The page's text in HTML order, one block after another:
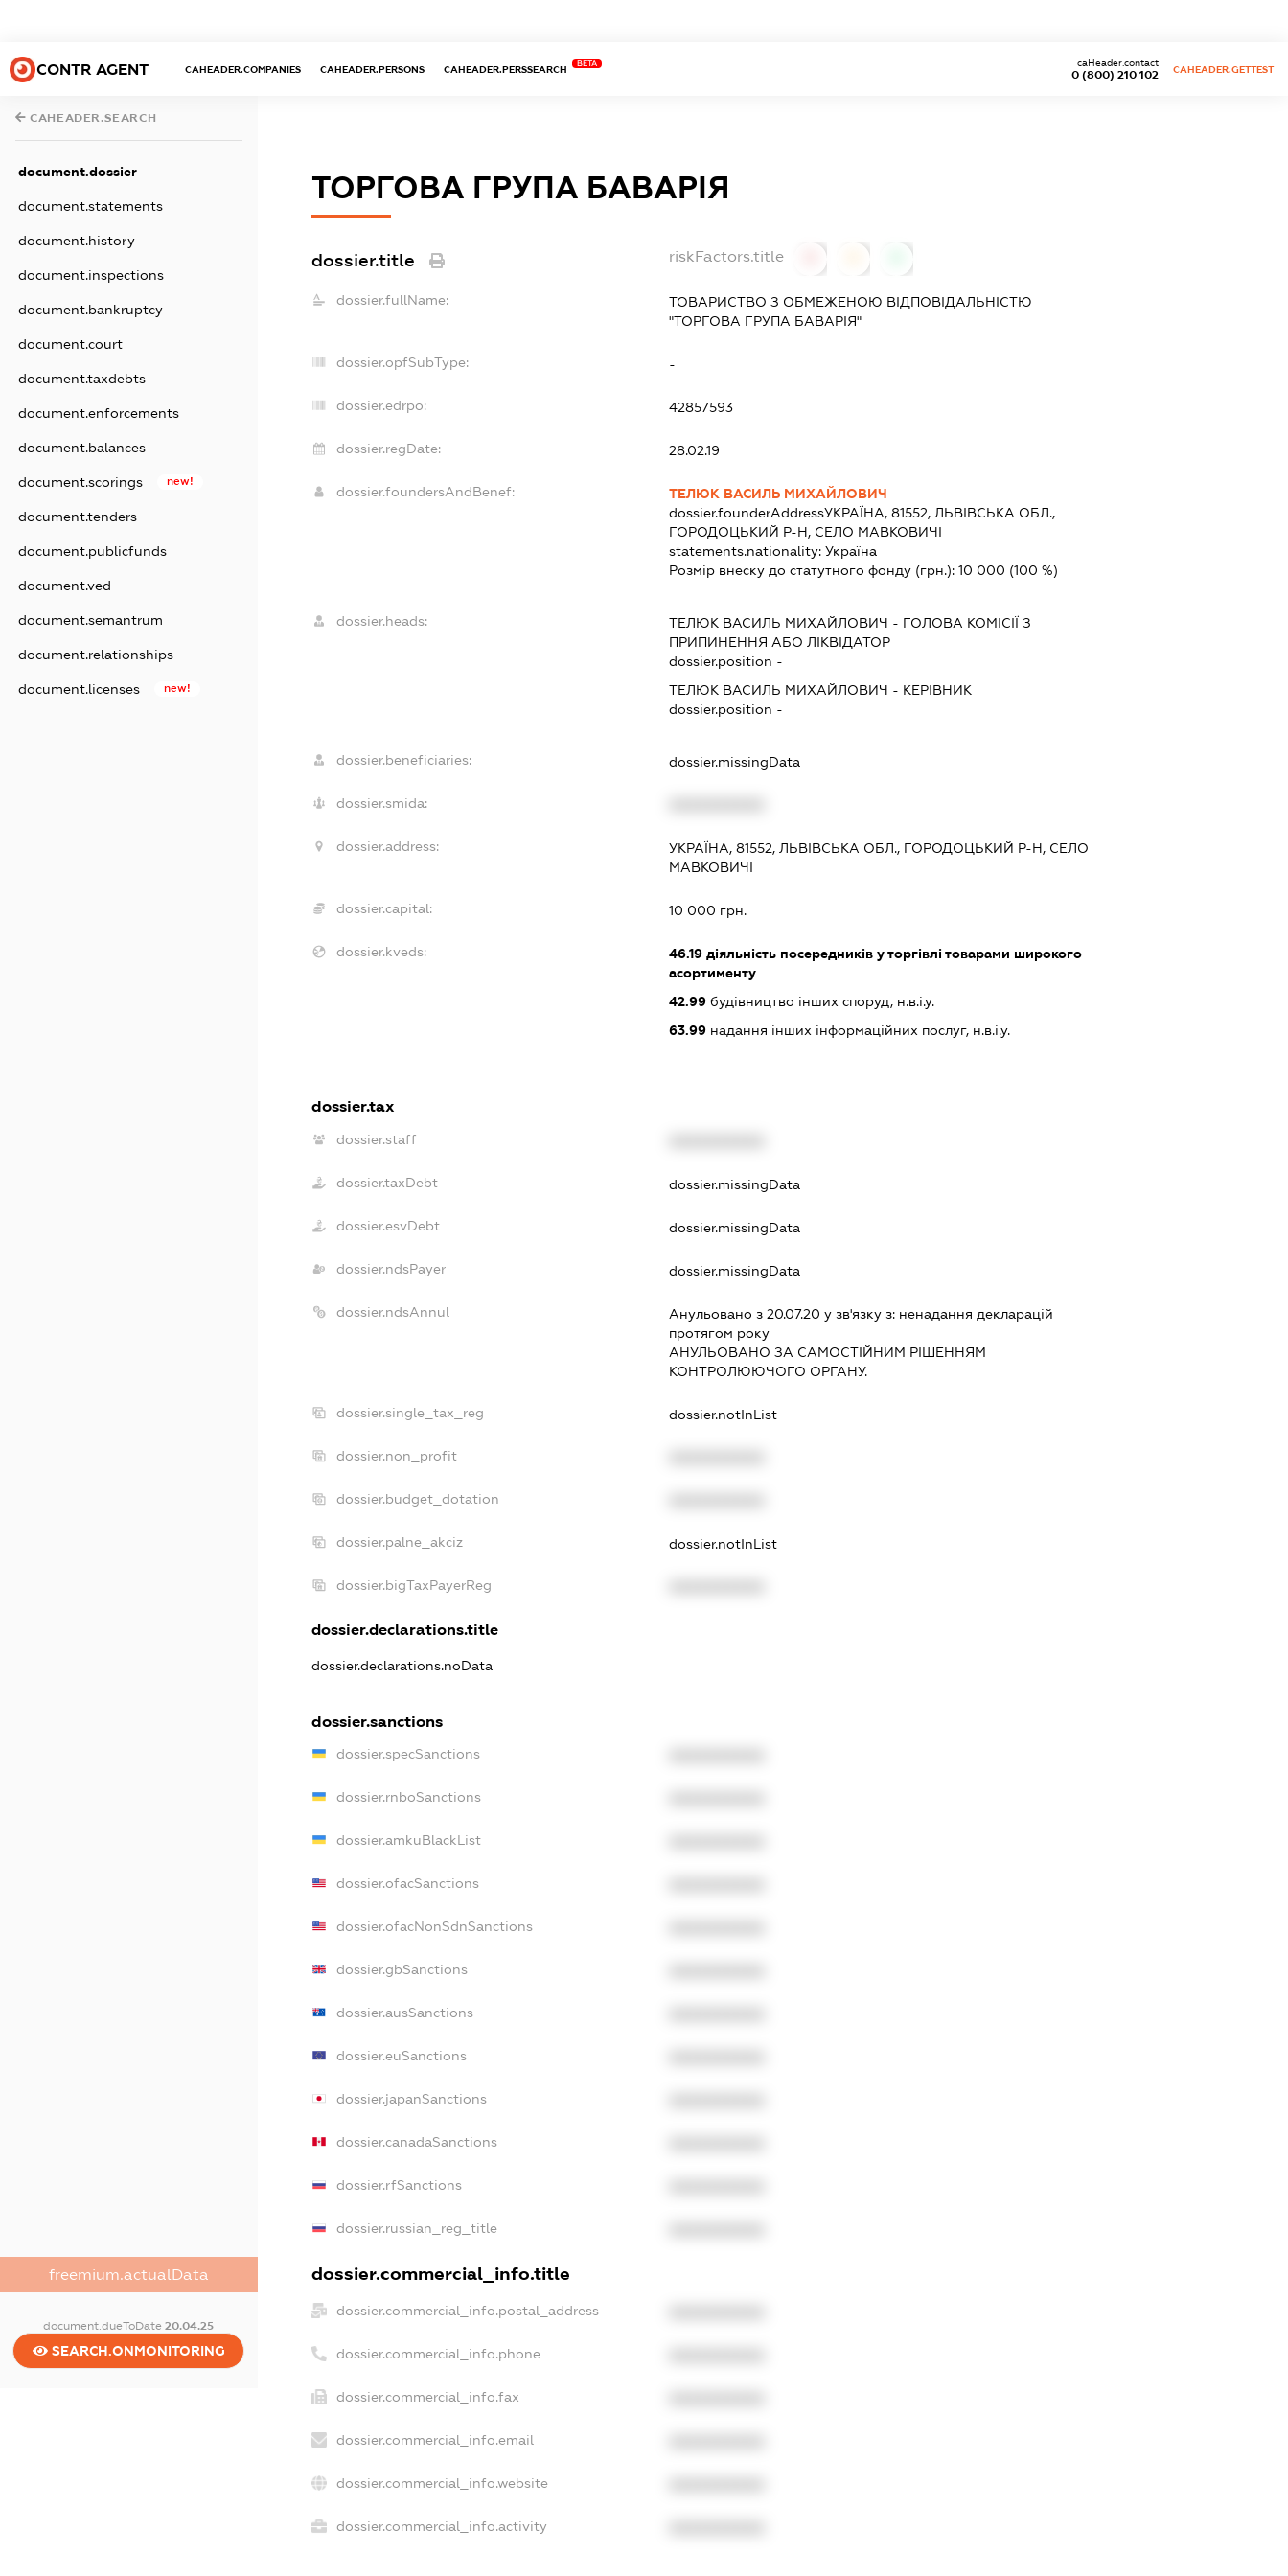
CONTR AGENT CAHEADER.COMPANIES CAHEADER.PERSONS CAHEADER.PERSSEARCH
BETA
0 (800) 210 102
caHeader.contact
CAHEADER.GETTEST
CAHEADER.SEARCH
document.dossier
document.statements
document.history
document.inspections
document.bankruptcy
document.court
document.taxdebts
document.enforcements
document.balances
document.scorings new!
document.tenders
document.publicfunds
document.ved
document.semantrum
document.relationships
document.licenses new!
freemium.actualData
document.dueToDate20.04.25
SEARCH.ONMONITORING
ТОРГОВА ГРУПА БАВАРІЯ
dossier.title riskFactors.title
dossier.fullName:
ТОВАРИСТВО З ОБМЕЖЕНОЮ ВІДПОВІДАЛЬНІСТЮ
"ТОРГОВА ГРУПА БАВАРІЯ"
dossier.opfSubType: -
dossier.edrpo: 42857593
dossier.regDate: 28.02.19
dossier.foundersAndBenef:
ТЕЛЮК ВАСИЛЬ МИХАЙЛОВИЧ
dossier.founderAddressУКРАЇНА, 81552, ЛЬВІВСЬКА ОБЛ.,
ГОРОДОЦЬКИЙ Р-Н, СЕЛО МАВКОВИЧІ
statements.nationality: Україна
Розмір внеску до статутного фонду (грн.): 10 000 (100 %)
dossier.heads: ТЕЛЮК ВАСИЛЬ МИХАЙЛОВИЧ - ГОЛОВА КОМІСІЇ З
ПРИПИНЕННЯ АБО ЛІКВІДАТОР
dossier.position -
ТЕЛЮК ВАСИЛЬ МИХАЙЛОВИЧ - КЕРІВНИК
dossier.position -
dossier.beneficiaries: dossier.missingData
dossier.smida:
dossier.address:
УКРАЇНА, 81552, ЛЬВІВСЬКА ОБЛ., ГОРОДОЦЬКИЙ Р-Н, СЕЛО
МАВКОВИЧІ
dossier.capital: 10 000 грн.
dossier.kveds: 46.19діяльність посередників у торгівлі товарами широкого
асортименту
42.99будівництво інших споруд, н.в.і.у.
63.99надання інших інформаційних послуг, н.в.і.у.
dossier.tax
dossier.staff
dossier.taxDebt dossier.missingData
dossier.esvDebt dossier.missingData
dossier.ndsPayer dossier.missingData
dossier.ndsAnnul Анульовано з 20.07.20 у зв'язку з: ненадання декларацiй
протягом року
АНУЛЬОВАНО ЗА САМОСТIЙНИМ РIШЕННЯМ
КОНТРОЛЮЮЧОГО ОРГАНУ.
dossier.single_tax_reg dossier.notInList
dossier.non_profit
dossier.budget_dotation
dossier.palne_akciz dossier.notInList
dossier.bigTaxPayerReg
dossier.declarations.title
dossier.declarations.noData
dossier.sanctions
dossier.specSanctions
dossier.rnboSanctions
dossier.amkuBlackList
dossier.ofacSanctions
dossier.ofacNonSdnSanctions
dossier.gbSanctions
dossier.ausSanctions
dossier.euSanctions
dossier.japanSanctions
dossier.canadaSanctions
dossier.rfSanctions
dossier.russian_reg_title
dossier.commercial_info.title
dossier.commercial_info.postal_address
dossier.commercial_info.phone
dossier.commercial_info.fax
dossier.commercial_info.email
dossier.commercial_info.website
dossier.commercial_info.activity